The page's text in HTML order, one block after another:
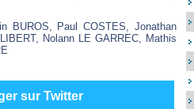
BUROS, Paul COSTES, Jonathan
Nolann LE GARREC, Mathis
sur Twitter